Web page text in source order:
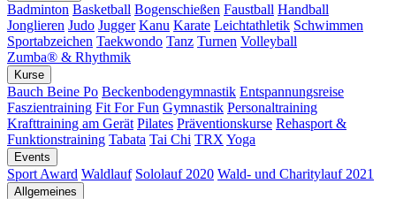
Badminton Basketball Bogenschießen Faustball Handball
Jonglieren Judo Jugger Kanu Karate Leichtathletik Schwimmen
Sportabzeichen Taekwondo Tanz Turnen Volleyball
Zumba® & Rhythmik
Kurse
Bauch Beine Po Beckenbodengymnastik Entspannungsreise
Faszientraining Fit For Fun Gymnastik Personaltraining
Krafttraining am Gerät Pilates Präventionskurse Rehasport &
Funktionstraining Tabata Tai Chi TRX Yoga
Events
Sport Award Waldlauf Sololauf 2020 Wald- und Charitylauf 2021
Allgemeines